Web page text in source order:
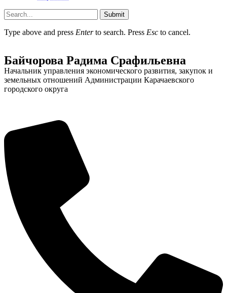
Submit
Type above and press Enterto search. Press Esc to cancel.
Об округе
Байчорова Радима Срафильевна
Начальник управления экономического развития, закупок и
земельных отношений Администрации Карачаевского
городского округа